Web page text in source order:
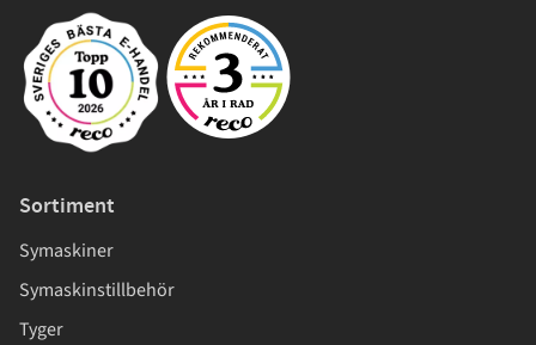
Sortiment
Symaskiner
Symaskinstillbehör
Tyger